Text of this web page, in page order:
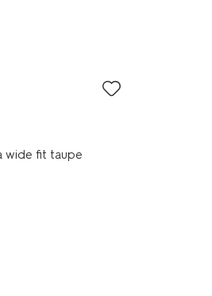
wide fit taupe